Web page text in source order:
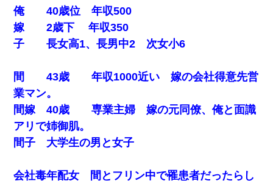
３２歳俺「ずっと好きでした！！付き合って下さい！」 ２５歳
彼女「うん！！絶対幸せになろうね！！！！」 → ７年後ｗｗ
ｗｗｗ
元旦那から復縁要請。息子「最新型のiPhoneも買えない貧乏は嫌
だ、再婚して」私「なら父親と暮らせ」息子「やった＾＾」私
（もう手遅れだったんだな…）
日曜日、会社の窓を見ると同僚の姿。俺（あれ？ディズニーシー
じゃ？）→俺電話「今何してんの？」同僚「シーで並んでるこ
と！」俺「会社にいない？」→次の瞬間、すごい鳥肌が立った
200万を貸したコウトから、追加で400万の申し込み、私「無理。
俺 40歳位 年収500
嫁 2歳下 年収350
子 長女高1、長男中2 次女小6
間 43歳 年収1000近い 嫁の会社得意先営
業マン。
間嫁 40歳 専業主婦 嫁の元同僚、俺と面識
アリで姉御肌。
間子 大学生の男と女子
会社毒年配女 間とフリン中で罹患者だったらし